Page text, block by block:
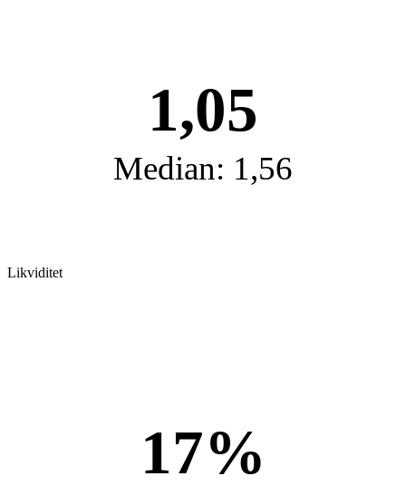
1,05
Median: 1,56
Likviditet
17%